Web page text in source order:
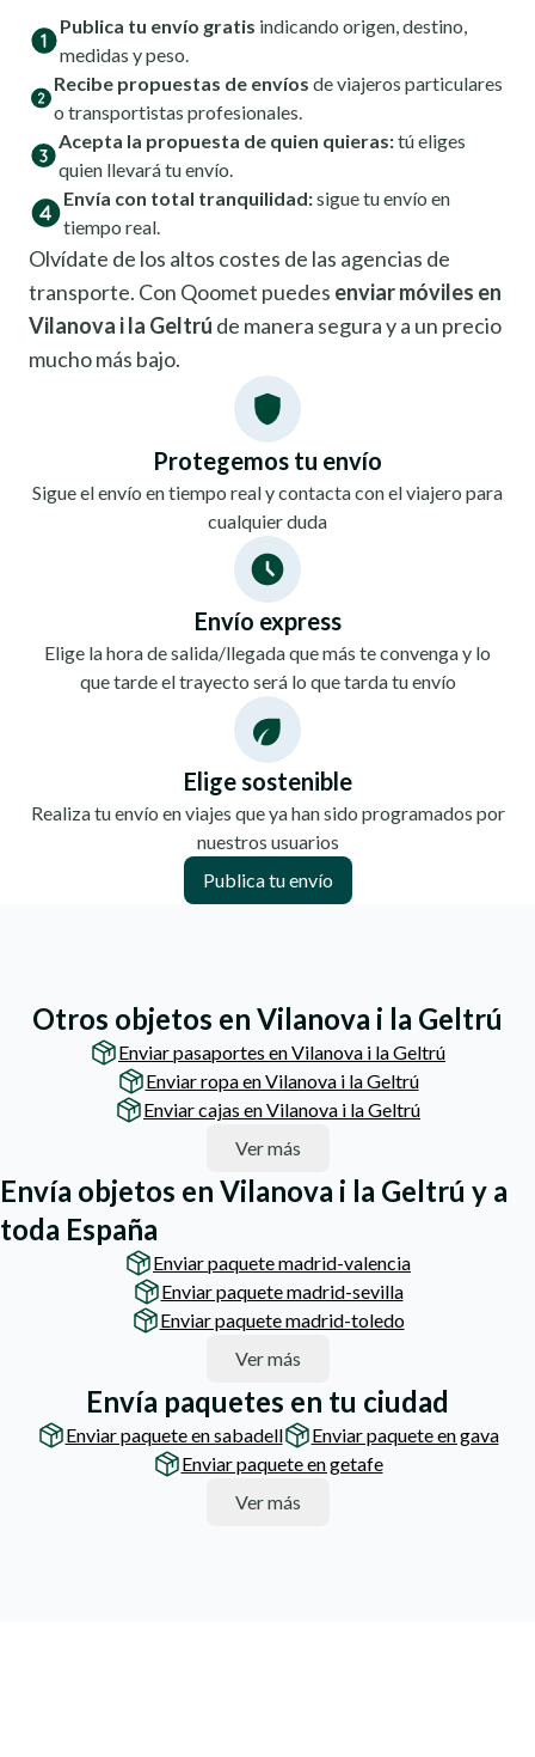
Publica tu envío gratis indicando origen, destino,
medidas y peso.
Recibe propuestas de envíos de viajeros particulares
o transportistas profesionales.
Acepta la propuesta de quien quieras:tú eliges
quien llevará tu envío.
Envía con total tranquilidad:sigue tu envío en
tiempo real.
Olvídate de los altos costes de las agencias de
transporte. Con Qoomet puedes enviar móviles en
Vilanova i la Geltrú de manera segura y a un precio
mucho más bajo.
Protegemos tu envío
Sigue el envío en tiempo real y contacta con el viajero para
cualquier duda
Envío express
Elige la hora de salida/llegada que más te convenga y lo
que tarde el trayecto será lo que tarda tu envío
Elige sostenible
Realiza tu envío en viajes que ya han sido programados por
nuestros usuarios
Publica tu envío
Otros objetos en Vilanova i la Geltrú
Enviar pasaportes en Vilanova i la Geltrú
Enviar ropa en Vilanova i la Geltrú
Enviar cajas en Vilanova i la Geltrú
Ver más
Envía objetos en Vilanova i la Geltrú y a
toda España
Enviar paquete madrid-valencia
Enviar paquete madrid-sevilla
Enviar paquete madrid-toledo
Ver más
Envía paquetes en tu ciudad
Enviar paquete en sabadell
Enviar paquete en gava
Enviar paquete en getafe
Ver más